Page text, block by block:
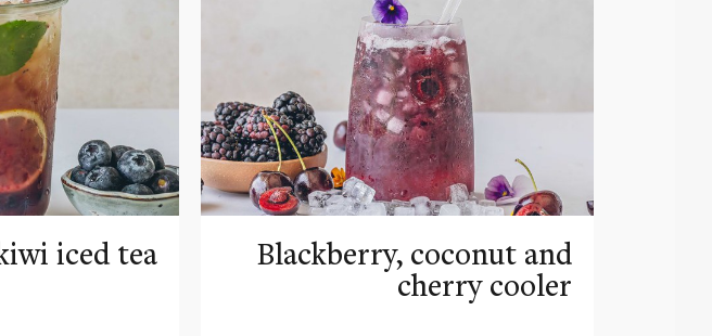
iced tea Blackberry, coconut and
cherry cooler